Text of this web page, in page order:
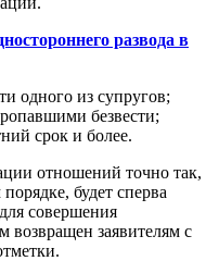
развода в
одного из супругов;
безвести;
срок и более.
отношений точно так,
будет сперва
совершения
возвращен заявителям с